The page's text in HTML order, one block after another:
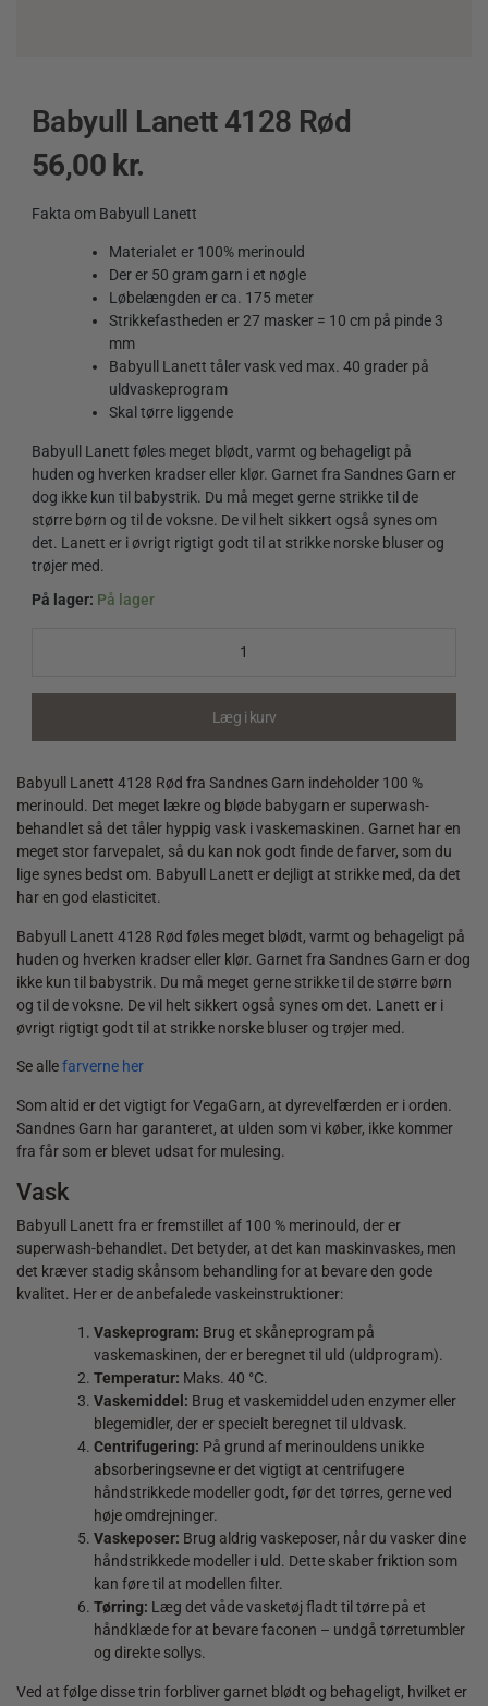
Babyull Lanett 4128 Rød
56,00 kr.
Fakta om Babyull Lanett
Materialet er 100% merinould
Der er 50 gram garn i et nøgle
Løbelængden er ca. 175 meter
Strikkefastheden er 27 masker = 10 cm på pinde 3
mm
Babyull Lanett tåler vask ved max. 40 grader på
uldvaskeprogram
Skal tørre liggende
Babyull Lanett føles meget blødt, varmt og behageligt på
huden og hverken kradser eller klør. Garnet fra Sandnes Garn er
dog ikke kun til babystrik. Du må meget gerne strikke til de
større børn og til de voksne. De vil helt sikkert også synes om
det. Lanett er i øvrigt rigtigt godt til at strikke norske bluser og
trøjer med.
På lager: På lager
Babyull
Læg i kurv
Babyull Lanett 4128 Rød fra Sandnes Garn indeholder 100 %
merinould. Det meget lækre og bløde babygarn er superwash-
behandlet så det tåler hyppig vask i vaskemaskinen. Garnet har en
meget stor farvepalet, så du kan nok godt finde de farver, som du
lige synes bedst om. Babyull Lanett er dejligt at strikke med, da det
har en god elasticitet.
Babyull Lanett 4128 Rød føles meget blødt, varmt og behageligt på
huden og hverken kradser eller klør. Garnet fra Sandnes Garn er dog
ikke kun til babystrik. Du må meget gerne strikke til de større børn
og til de voksne. De vil helt sikkert også synes om det. Lanett er i
øvrigt rigtigt godt til at strikke norske bluser og trøjer med.
Se allefarverne her
Som altid er det vigtigt for VegaGarn, at dyrevelfærden er i orden.
Sandnes Garn har garanteret, at ulden som vi køber, ikke kommer
fra får som er blevet udsat for mulesing.
Vask
Babyull Lanett fra er fremstillet af 100 % merinould, der er
superwash-behandlet. Det betyder, at det kan maskinvaskes, men
det kræver stadig skånsom behandling for at bevare den gode
kvalitet. Her er de anbefalede vaskeinstruktioner:
Vaskeprogram: Brug et skåneprogram på
vaskemaskinen, der er beregnet til uld (uldprogram).
Temperatur: Maks. 40 °C.
Vaskemiddel: Brug et vaskemiddel uden enzymer eller
blegemidler, der er specielt beregnet til uldvask.
Centrifugering: På grund af merinouldens unikke
absorberingsevne er det vigtigt at centrifugere
håndstrikkede modeller godt, før det tørres, gerne ved
høje omdrejninger.
Vaskeposer: Brug aldrig vaskeposer, når du vasker dine
håndstrikkede modeller i uld. Dette skaber friktion som
kan føre til at modellen filter.
Tørring: Læg det våde vasketøj fladt til tørre på et
håndklæde for at bevare faconen – undgå tørretumbler
og direkte sollys.
Ved at følge disse trin forbliver garnet blødt og behageligt, hvilket er